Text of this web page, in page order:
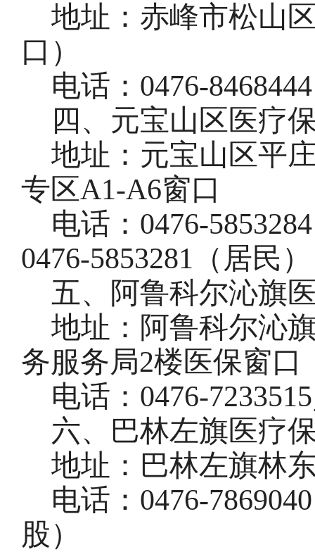
地址：赤峰市松山
口）
电话： 0476-8468444
四、元宝山区医疗
地址： 元宝山区平
专区A1-A6窗口
电话： 0476-
0476-5853281（居民）
五、阿鲁科尔沁旗
地址：阿鲁科尔沁
务服务局2楼医保窗口
电话： 0476-
六、巴林左旗医疗
地址：巴林左旗林
电话： 0476-
股）